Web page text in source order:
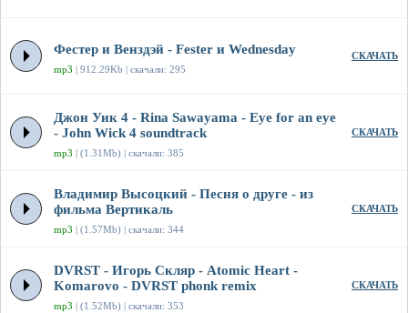
Фестер и Венздэй - Fester и Wednesday
mp3 | 912.29Kb | скачали: 295
СКАЧАТЬ
Джон Уик 4 - Rina Sawayama - Eye for an eye
- John Wick 4 soundtrack
mp3 | (1.31Mb) | скачали: 385
СКАЧАТЬ
Владимир Высоцкий - Песня о друге - из
фильма Вертикаль
mp3 | (1.57Mb) | скачали: 344
СКАЧАТЬ
DVRST - Игорь Скляр - Atomic Heart -
Komarovo - DVRST phonk remix
mp3 | (1.52Mb) | скачали: 353
СКАЧАТЬ